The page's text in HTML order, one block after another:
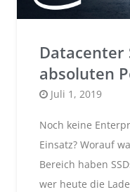
Datacenter
absoluten
Posted
Juli 1, 2019
Noch keine
Einsatz? Worauf
Bereich haben
wer heute die